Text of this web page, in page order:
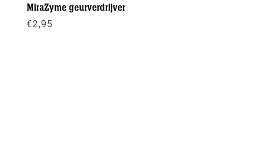
MiraZyme geurverdrijver
€2,95